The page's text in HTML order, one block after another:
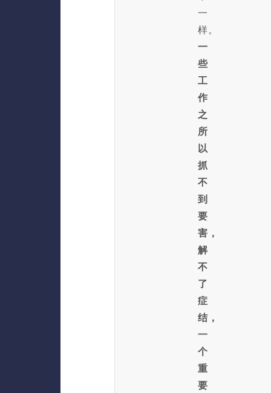
一
样。
一
些
工
作
之
所
以
抓
不
到
要
害，
解
不
了
症
结，
一
个
重
要